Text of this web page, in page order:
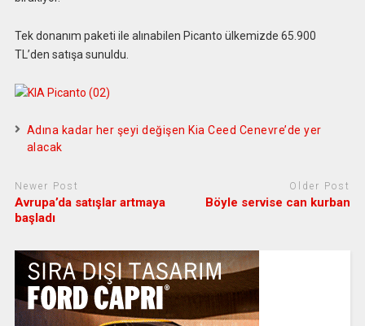
Tek donanım paketi ile alınabilen Picanto ülkemizde 65.900
TL’den satışa sunuldu.
Adına kadar her şeyi değişen Kia Ceed Cenevre’de yer
alacak
Newer Post
Avrupa’da satışlar artmaya
başladı
Older Post
Böyle servise can kurban